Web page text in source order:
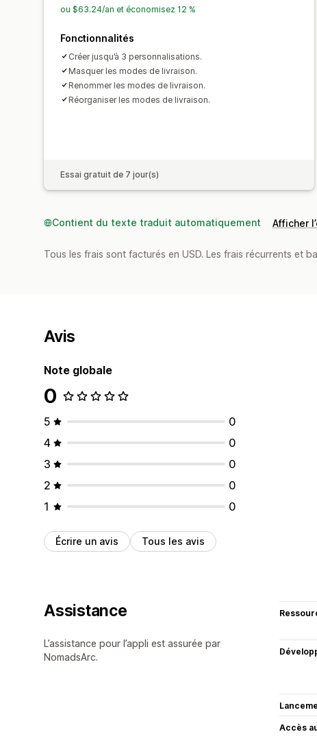
ou $63.24/an et économisez 12 %
Fonctionnalités
Créer jusqu’à 3 personnalisations.
Masquer les modes de livraison.
Renommer les modes de livraison.
Réorganiser les modes de livraison.
Essai gratuit de 7 jour(s)
Contient du texte traduit automatiquement Afficher
Tous les frais sont facturés en USD. Les frais récurrents et
Avis
Note globale
0
5
0
4
0
3
0
2
0
1
0
Écrire un avis Tous les avis
Assistance
L’assistance pour l’appli est assurée par
NomadsArc.
Accès